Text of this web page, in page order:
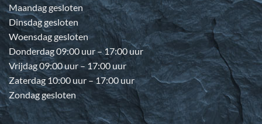
Maandag gesloten
Dinsdag gesloten
Woensdag gesloten
Donderdag 09:00 uur – 17:00 uur
Vrijdag 09:00 uur – 17:00 uur
Zaterdag 10:00 uur – 17:00 uur
Zondag gesloten